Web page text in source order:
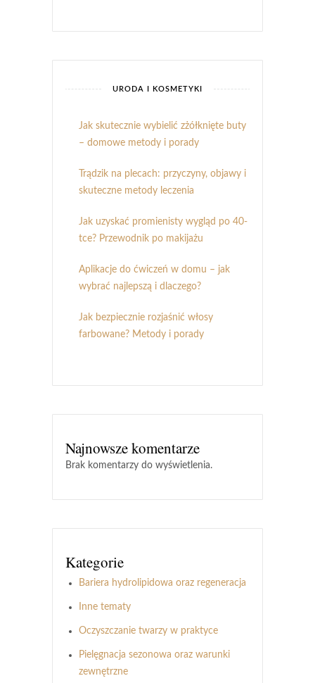
URODA I KOSMETYKI
Jak skutecznie wybielić zżółknięte buty
– domowe metody i porady
Trądzik na plecach: przyczyny, objawy i
skuteczne metody leczenia
Jak uzyskać promienisty wygląd po 40-
tce? Przewodnik po makijażu
Aplikacje do ćwiczeń w domu – jak
wybrać najlepszą i dlaczego?
Jak bezpiecznie rozjaśnić włosy
farbowane? Metody i porady
Najnowsze komentarze
Brak komentarzy do wyświetlenia.
Kategorie
Bariera hydrolipidowa oraz regeneracja
Inne tematy
Oczyszczanie twarzy w praktyce
Pielęgnacja sezonowa oraz warunki
zewnętrzne